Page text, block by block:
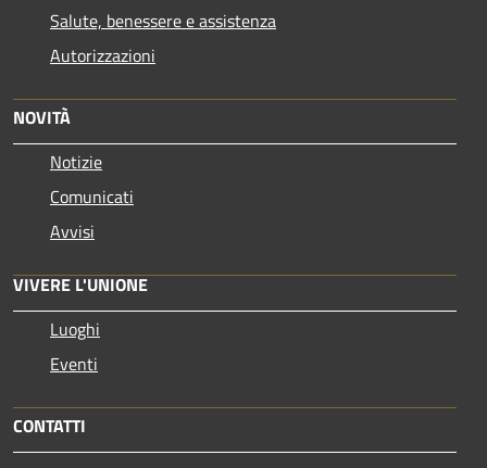
Salute, benessere e assistenza
Autorizzazioni
NOVITÀ
Notizie
Comunicati
Avvisi
VIVERE L'UNIONE
Luoghi
Eventi
CONTATTI